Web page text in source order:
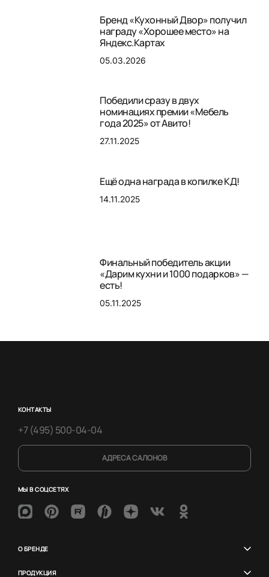
Бренд «Кухонный Двор» получил
награду «Хорошее место» на
Яндекс.Картах
05.03.2026
Победили сразу в двух
номинациях премии «Мебель
года 2025» от Авито!
27.11.2025
Ещё одна награда в копилке КД!
14.11.2025
Финальный победитель акции
«Дарим кухни и 1000 подарков» —
есть!
05.11.2025
КОНТАКТЫ
+7 (495) 500-04-04
АДРЕСА САЛОНОВ
МЫ В СОЦСЕТЯХ
О БРЕНДЕ
ПРОДУКЦИЯ